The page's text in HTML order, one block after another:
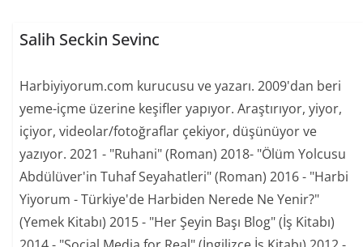
Salih Seckin Sevinc
Harbiyiyorum.com kurucusu ve yazarı. 2009'dan beri
yeme-içme üzerine keşifler yapıyor. Araştırıyor, yiyor,
içiyor, videolar/fotoğraflar çekiyor, düşünüyor ve
yazıyor. 2021 - "Ruhani" (Roman) 2018- "Ölüm Yolcusu
Abdülüver'in Tuhaf Seyahatleri" (Roman) 2016 - "Harbi
Yiyorum - Türkiye'de Harbiden Nerede Ne Yenir?"
(Yemek Kitabı) 2015 - "Her Şeyin Başı Blog" (İş Kitabı)